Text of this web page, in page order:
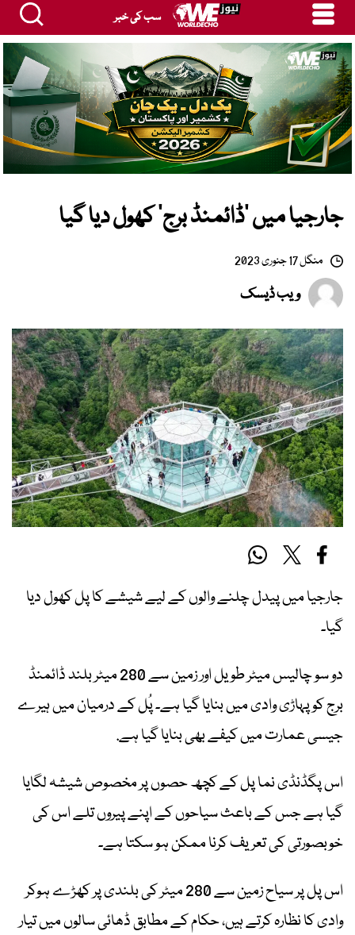
سب کی خبر
جارجیا میں ’ڈائمنڈ برج‘ کھول دیا گیا
منگل 17 جنوری 2023
ویب ڈیسک
جارجیا میں پیدل چلنے والوں کے لیے شیشے کا پل کھول دیا
گیا۔
دو سو چالیس میٹر طویل اور زمین سے 280 میٹر بلند ڈائمنڈ
برج کو پہاڑی وادی میں بنایا گیا ہے۔ پُل کے درمیان میں ہیرے
جیسی عمارت میں کیفے بھی بنایا گیا ہے.
اس پگڈنڈی نما پل کے کچھ حصوں پر مخصوص شیشہ لگایا
گیا ہے جس کے باعث سیاحوں کے اپنے پیروں تلے اس کی
خوبصورتی کی تعریف کرنا ممکن ہو سکتا ہے۔
اس پل پر سیاح زمین سے 280 میٹر کی بلندی پر کھڑے ہوکر
وادی کا نظارہ کرتے ہیں، حکام کے مطابق ڈھائی سالوں میں تیار